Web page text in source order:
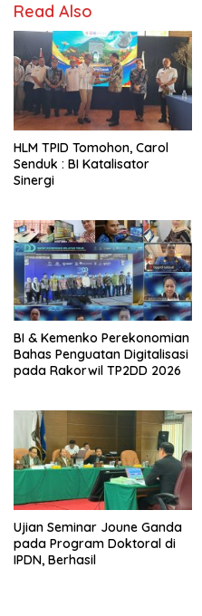
Read Also
HLM TPID Tomohon, Carol
Senduk : BI Katalisator
Sinergi
BI & Kemenko Perekonomian
Bahas Penguatan Digitalisasi
pada Rakorwil TP2DD 2026
Ujian Seminar Joune Ganda
pada Program Doktoral di
IPDN, Berhasil